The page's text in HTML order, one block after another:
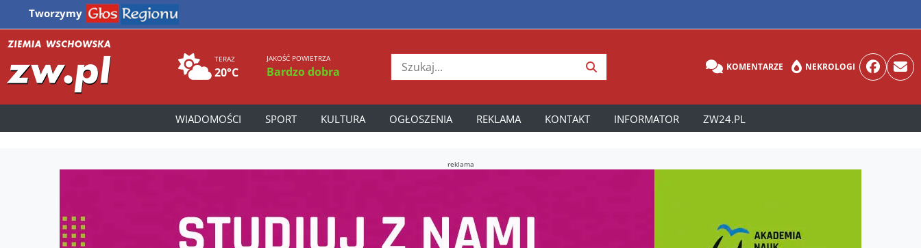
Tworzymy
TERAZ
20°C
JAKOŚĆ POWIETRZA
Bardzo dobra KOMENTARZE NEKROLOGI
WIADOMOŚCI SPORT KULTURA OGŁOSZENIA REKLAMA KONTAKT INFORMATOR ZW24.PL
reklama